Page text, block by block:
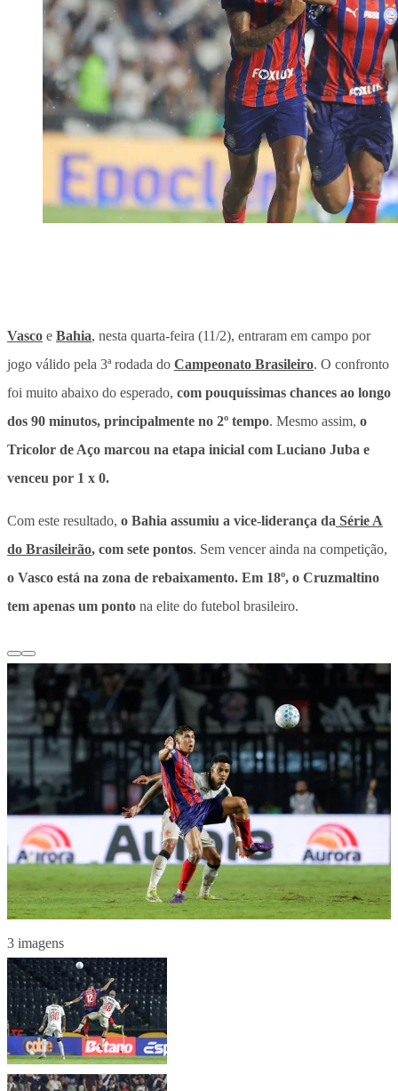
Vasco e Bahia, nesta quarta-feira (11/2), entraram em campo por
jogo válido pela 3ª rodada do Campeonato Brasileiro. O confronto
foi muito abaixo do esperado, com pouquíssimas chances ao longo
dos 90 minutos, principalmente no 2º tempo. Mesmo assim, o
Tricolor de Aço marcou na etapa inicial com Luciano Juba e
venceu por 1 x 0.
Com este resultado, o Bahia assumiu a vice-liderança da Série A
do Brasileirão, com sete pontos. Sem vencer ainda na competição,
o Vasco está na zona de rebaixamento. Em 18º, o Cruzmaltino
tem apenas um ponto na elite do futebol brasileiro.
3 imagens